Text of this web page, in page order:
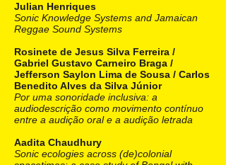
Julian Henriques
Sonic Knowledge Systems and Jamaican
Reggae Sound Systems
Rosinete de Jesus Silva Ferreira /
Gabriel Gustavo Carneiro Braga /
Jefferson Saylon Lima de Sousa / Carlos
Benedito Alves da Silva Júnior
Por uma sonoridade inclusiva: a
audiodescrição como movimento contínuo
entre a audição oral e a audição letrada
Aadita Chaudhury
Sonic ecologies across (de)colonial